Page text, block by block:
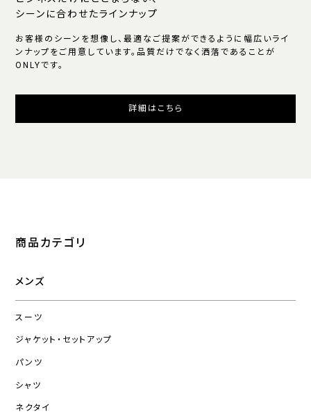
シーンに合わせたラインナップ
お客様のシーンを想像し、最適なご提案ができるように幅広いライ
ンナップをご用意しています。品質だけでなく洒落であることが
ONLYです。
詳細はこちら
商品カテゴリ
メンズ
スーツ
ジャケット・セットアップ
パンツ
シャツ
ネクタイ